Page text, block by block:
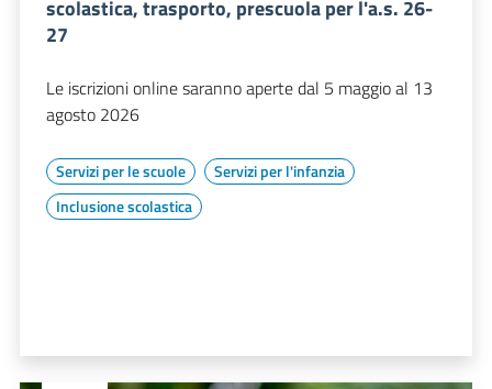
scolastica, trasporto, prescuola per l'a.s. 26-
27
Le iscrizioni online saranno aperte dal 5 maggio al 13
agosto 2026
Servizi per le scuole
Servizi per l'infanzia
Inclusione scolastica